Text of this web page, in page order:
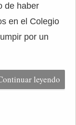
de haber
en el Colegio
por un
leyendo